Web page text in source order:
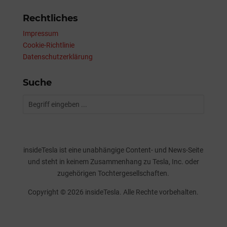
Rechtliches
Impressum
Cookie-Richtlinie
Datenschutzerklärung
Suche
insideTesla ist eine unabhängige Content- und News-Seite
und steht in keinem Zusammenhang zu Tesla, Inc. oder
zugehörigen Tochtergesellschaften.
Copyright © 2026 insideTesla. Alle Rechte vorbehalten.